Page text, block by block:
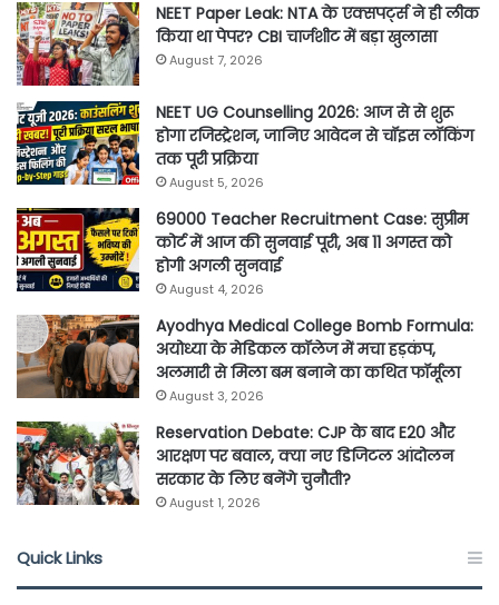
NEET Paper Leak: NTA के एक्सपर्ट्स ने ही लीक
किया था पेपर? CBI चार्जशीट में बड़ा खुलासा
August 7, 2026
NEET UG Counselling 2026: आज से से शुरू
होगा रजिस्ट्रेशन, जानिए आवेदन से चॉइस लॉकिंग
तक पूरी प्रक्रिया
August 5, 2026
69000 Teacher Recruitment Case: सुप्रीम
कोर्ट में आज की सुनवाई पूरी, अब 11 अगस्त को
होगी अगली सुनवाई
August 4, 2026
Ayodhya Medical College Bomb Formula:
अयोध्या के मेडिकल कॉलेज में मचा हड़कंप,
अलमारी से मिला बम बनाने का कथित फॉर्मूला
August 3, 2026
Reservation Debate: CJP के बाद E20 और
आरक्षण पर बवाल, क्या नए डिजिटल आंदोलन
सरकार के लिए बनेंगे चुनौती?
August 1, 2026
Quick Links